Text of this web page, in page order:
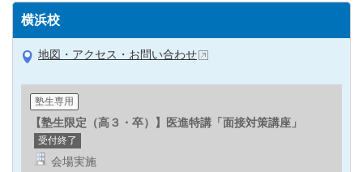
横浜校
地図・アクセス・お問い合わせ
塾生専用
【塾生限定（高３・卒）】医進特講「面接対策講座」
受付終了
会場実施